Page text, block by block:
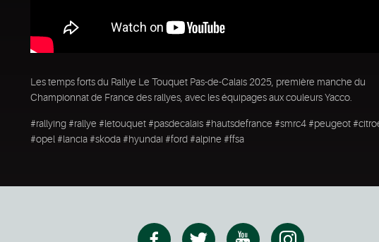
Les temps forts du Rallye Le Touquet Pas-de-Calais 2025, première manche du
Championnat de France des rallyes, avec les équipages aux couleurs Yacco.
#rallying #rallye #letouquet #pasdecalais #hautsdefrance #smrc4 #peugeot
#opel #lancia #skoda #hyundai #ford #alpine #ffsa